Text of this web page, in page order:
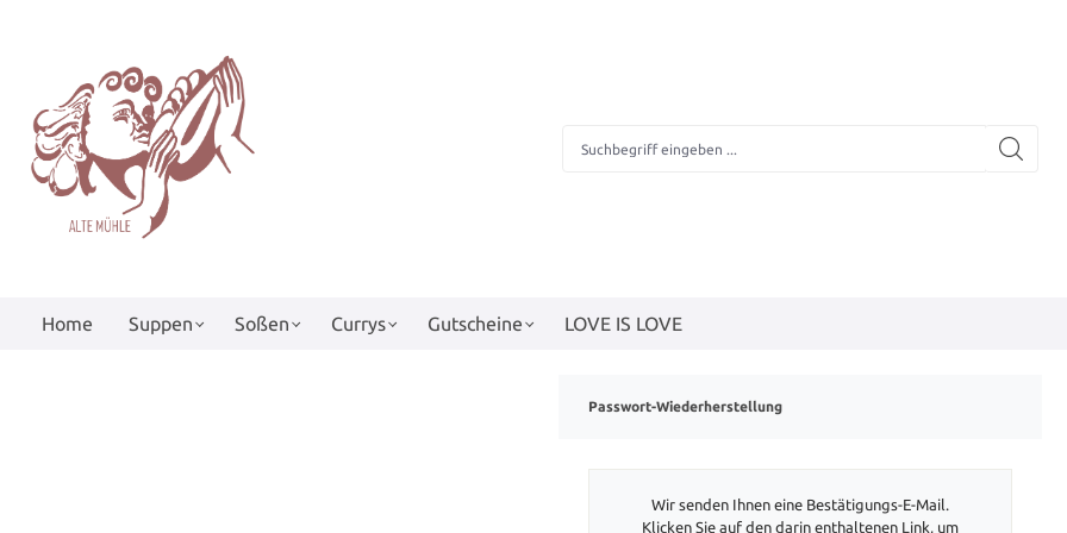
Home Suppen Soßen Currys Gutscheine LOVE IS LOVE
Passwort-Wiederherstellung
Wir senden Ihnen eine Bestätigungs-E-Mail.
Klicken Sie auf den darin enthaltenen Link, um